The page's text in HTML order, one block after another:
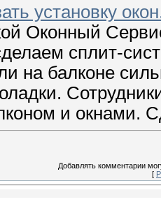
установку
Оконный
сплит-
на балконе
и окнами.
Добавлять комментарии
[